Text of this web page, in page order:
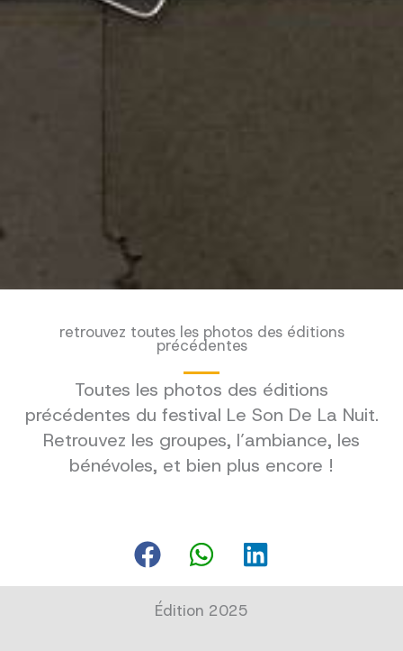
retrouvez toutes les photos des éditions
précédentes
Toutes les photos des éditions
précédentes du festival Le Son De La Nuit.
Retrouvez les groupes, l’ambiance, les
bénévoles, et bien plus encore !
Édition 2025